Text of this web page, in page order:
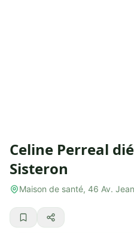
Celine Perreal
Sisteron
Maison de santé, 46 Av.